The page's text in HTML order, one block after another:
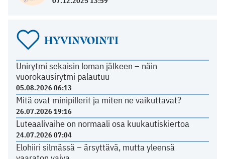
HYVINVOINTI
Unirytmi sekaisin loman jälkeen – näin
vuorokausirytmi palautuu
05.08.2026 06:13
Mitä ovat minipillerit ja miten ne vaikuttavat?
26.07.2026 19:16
Luteaalivaihe on normaali osa kuukautiskiertoa
24.07.2026 07:04
Elohiiri silmässä – ärsyttävä, mutta yleensä